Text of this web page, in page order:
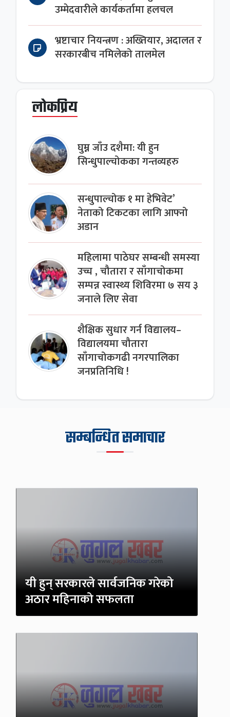
उम्मेदवारीले कार्यकर्तामा हलचल
भ्रष्टाचार नियन्त्रण : अख्तियार, अदालत र
सरकारबीच नमिलेको तालमेल
लोकप्रिय
घुम्न जाँउ दशैमा: यी हुन
सिन्धुपाल्चोकका गन्तव्यहरु
सन्धुपाल्चोक १ मा हेभिवेट’
नेताको टिकटका लागि आफ्नो
अडान
महिलामा पाठेघर सम्बन्धी समस्या
उच्च , चौतारा र साँगाचोकमा
सम्पन्न स्वास्थ्य शिविरमा ७ सय ३
जनाले लिए सेवा
शैक्षिक सुधार गर्न विद्यालय–
विद्यालयमा चौतारा
साँगाचोकगढी नगरपालिका
जनप्रतिनिधि !
सम्बन्धित समाचार
यी हुन् सरकारले सार्वजनिक गरेको
अठार महिनाको सफलता